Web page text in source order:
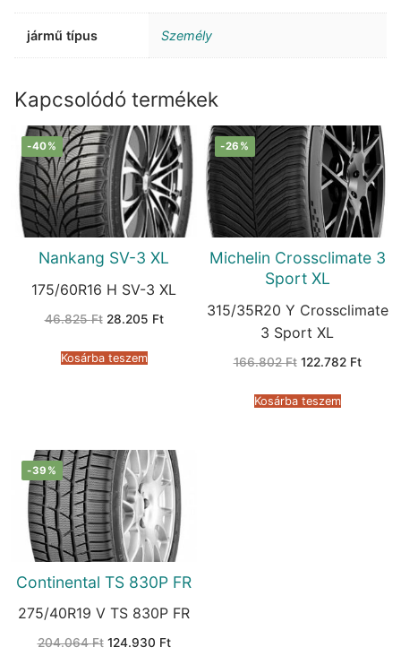
jármű típus Személy
Kapcsolódó termékek
-40%
Nankang SV-3 XL
175/60R16 H SV-3 XL
46.825Ft Original
46.825 Ft.
28.205 FtCurrent
Kosárba teszem
-26%
Michelin Crossclimate 3
Sport XL
315/35R20 Y Crossclimate
3 Sport XL
166.802Ft Original
166.802 Ft.
122.782 Ft
Kosárba teszem
-39%
Continental TS 830P FR
275/40R19 V TS 830P FR
204.064Ft Original
124.930 FtCurrent